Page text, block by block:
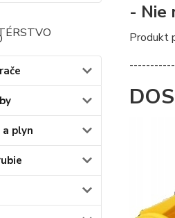
a plyn
- Nie
Produkt